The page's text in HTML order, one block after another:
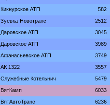
Кикнурское АТП 582
Зуевка-Новотранс 2512
Даровское АТП 3045
Даровское АТП 3989
Афанасьевское АТП 3749
АК 1322 3557
Служебные Котельнич 5479
ВятКамп 6033
ВятАвтоТранс 6236